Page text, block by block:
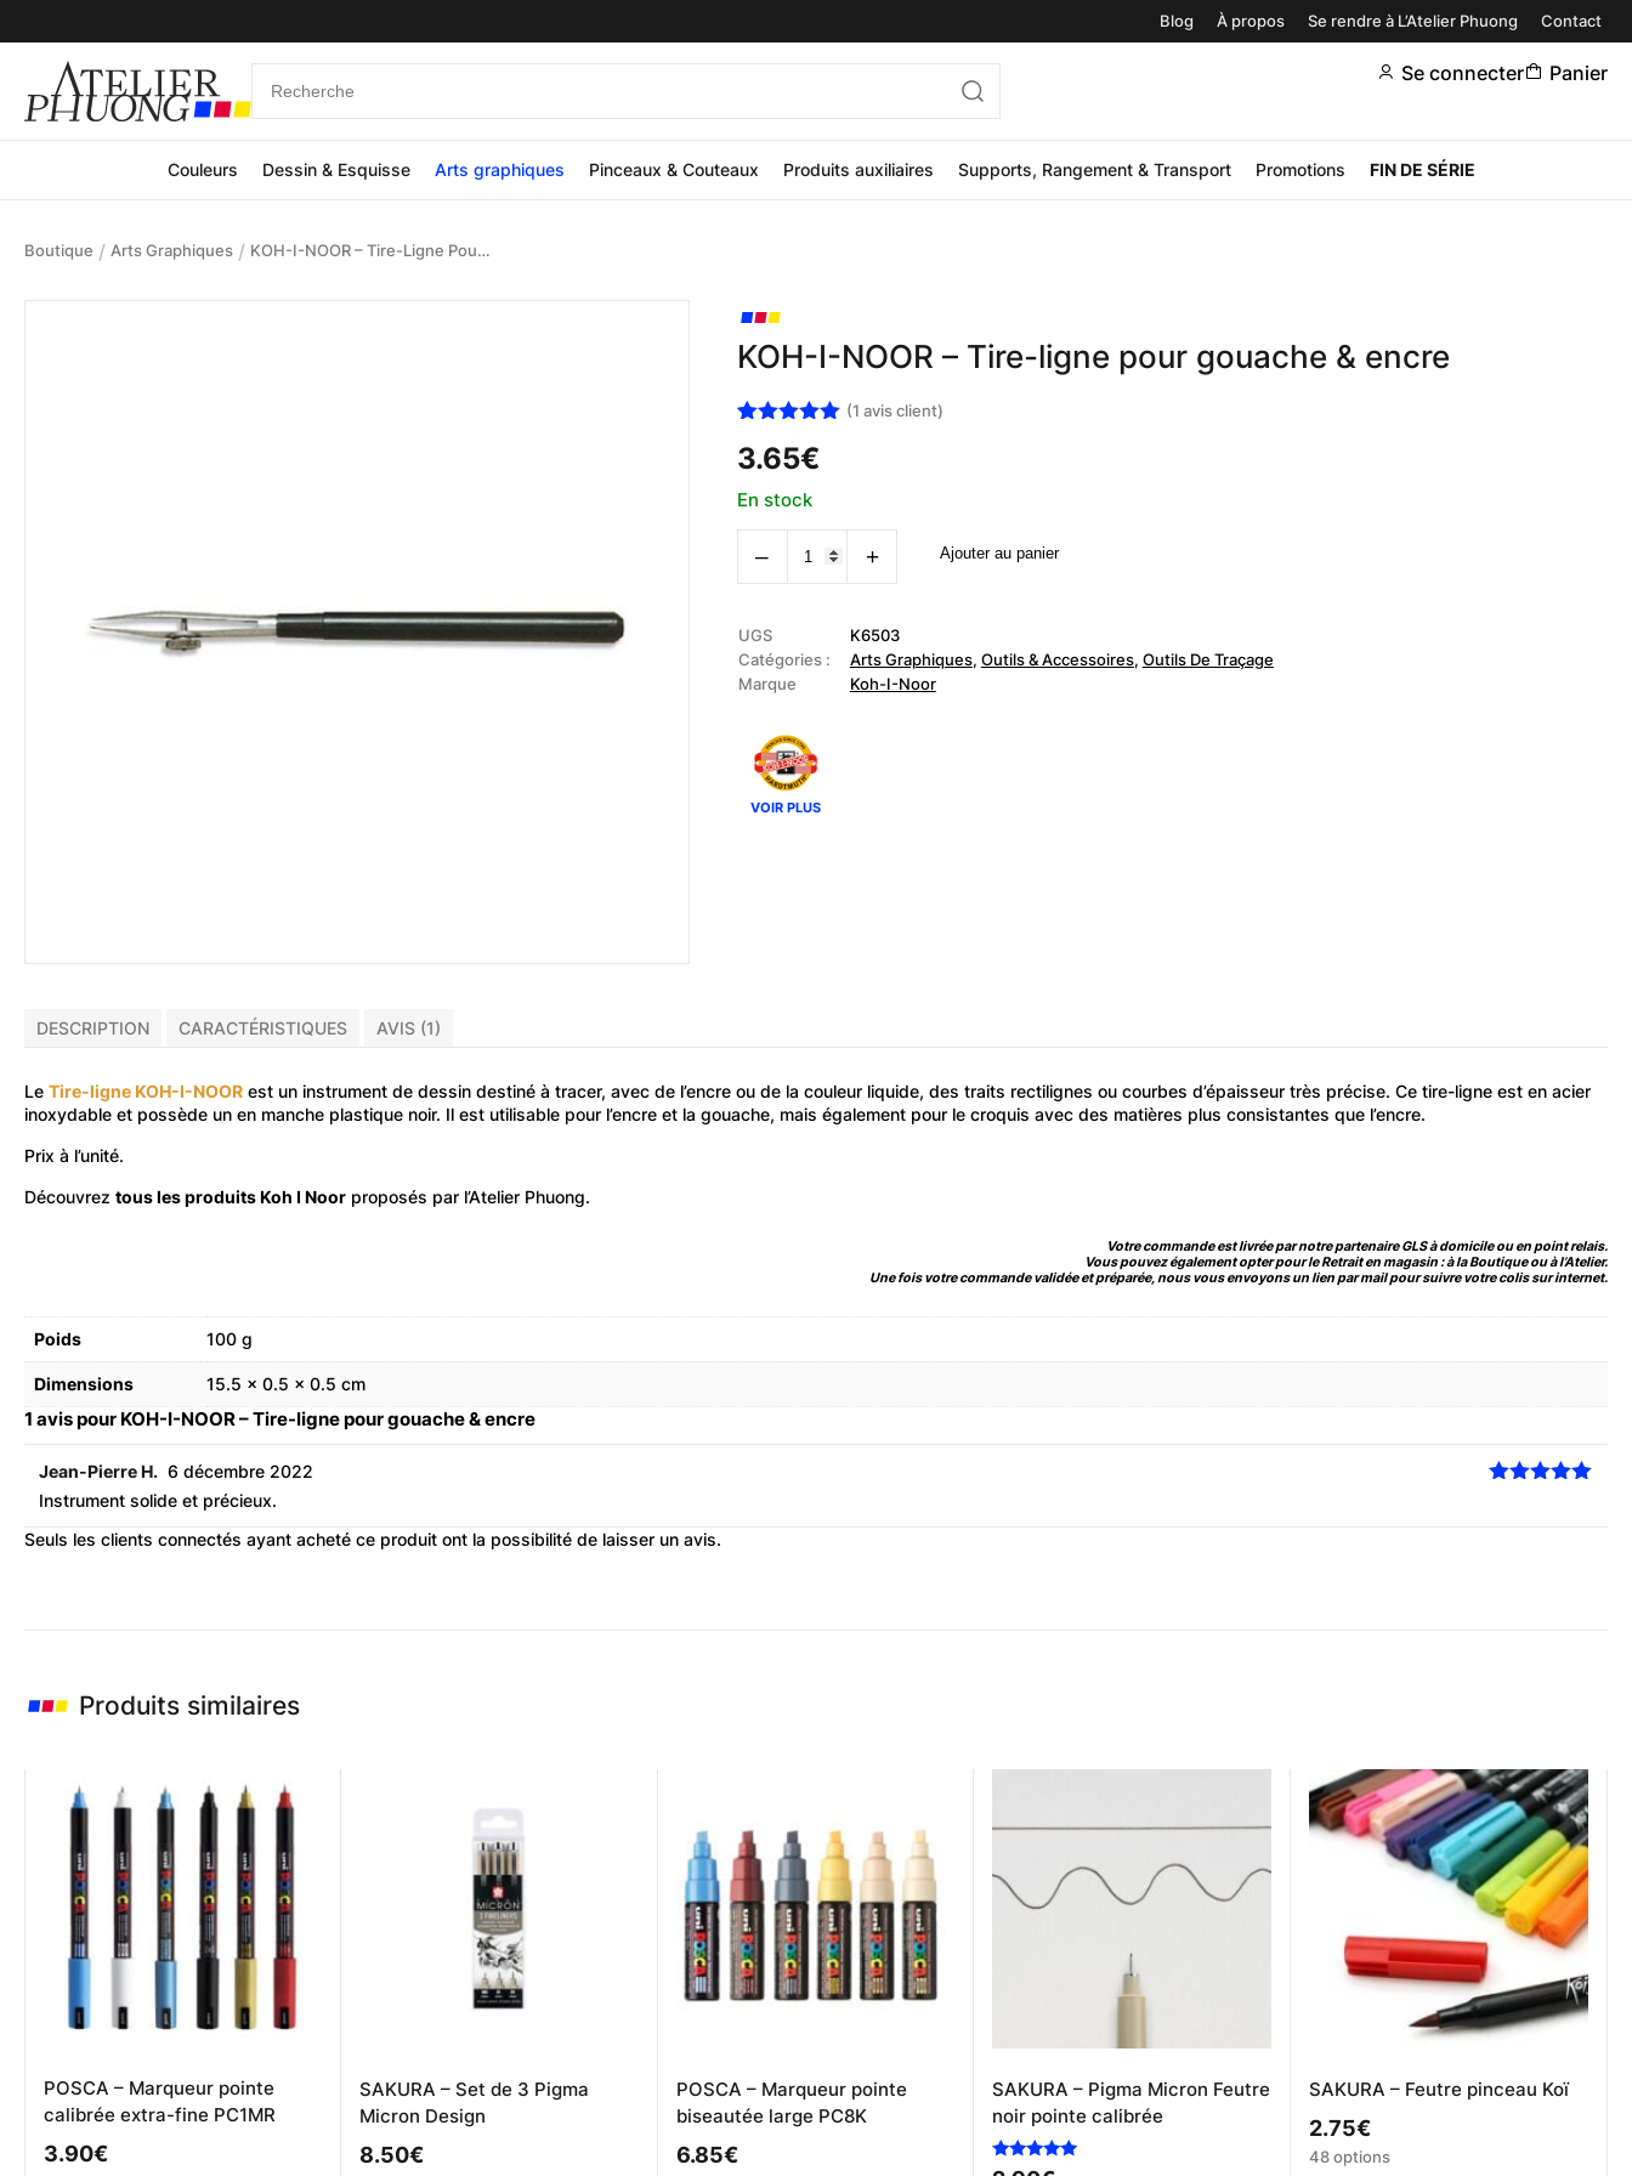
Blog À propos Se rendre à L’Atelier Phuong Contact
Se connecter Panier
Couleurs Dessin & Esquisse Arts graphiques Pinceaux & Couteaux Produits auxiliaires Supports, Rangement & Transport Promotions FIN DE SÉRIE
Boutique / Arts Graphiques / KOH-I-NOOR – Tire-Ligne Pour Gouache & Encre
KOH-I-NOOR – Tire-ligne pour gouache & encre
sur 5
notation
(1 avis client)
3.65€
En stock
‒
quantité
de
KOH-
-
Tire-
ligne
pour
encre
+ Ajouter au panier
UGS
K6503
Catégories :
Arts Graphiques, Outils & Accessoires, Outils De Traçage
Marque
Koh-I-Noor
VOIR PLUS
DESCRIPTION CARACTÉRISTIQUES AVIS (1)
Le Tire-ligne KOH-I-NOOR est un instrument de dessin destiné à tracer, avec de l’encre ou de la couleur liquide, des traits rectilignes ou courbes d’épaisseur très précise. Ce tire-ligne est en acier
inoxydable et possède un en manche plastique noir. Il est utilisable pour l’encre et la gouache, mais également pour le croquis avec des matières plus consistantes que l’encre.
Prix à l’unité.
Découvrez tous les produits Koh I Noor proposés par l’Atelier Phuong.
Votre commande est livrée par notre partenaire GLS à domicile ou en point relais.
Vous pouvez également opter pour le Retrait en magasin : à la Boutique ou à l’Atelier.
Une fois votre commande validée et préparée, nous vous envoyons un lien par mail pour suivre votre colis sur internet.
Poids 100 g
Dimensions 15.5 × 0.5 × 0.5 cm
1 avis pour KOH-I-NOOR – Tire-ligne pour gouache & encre
Jean-Pierre H. 6 décembre 2022
Instrument solide et précieux.
Seuls les clients connectés ayant acheté ce produit ont la possibilité de laisser un avis.
Produits similaires
POSCA – Marqueur pointe
calibrée extra-fine PC1MR
3.90€
SAKURA – Set de 3 Pigma
Micron Design
8.50€
POSCA – Marqueur pointe
biseautée large PC8K
6.85€
SAKURA – Pigma Micron Feutre
noir pointe calibrée
Note
SAKURA – Feutre pinceau Koï
2.75€
Ce
48 options